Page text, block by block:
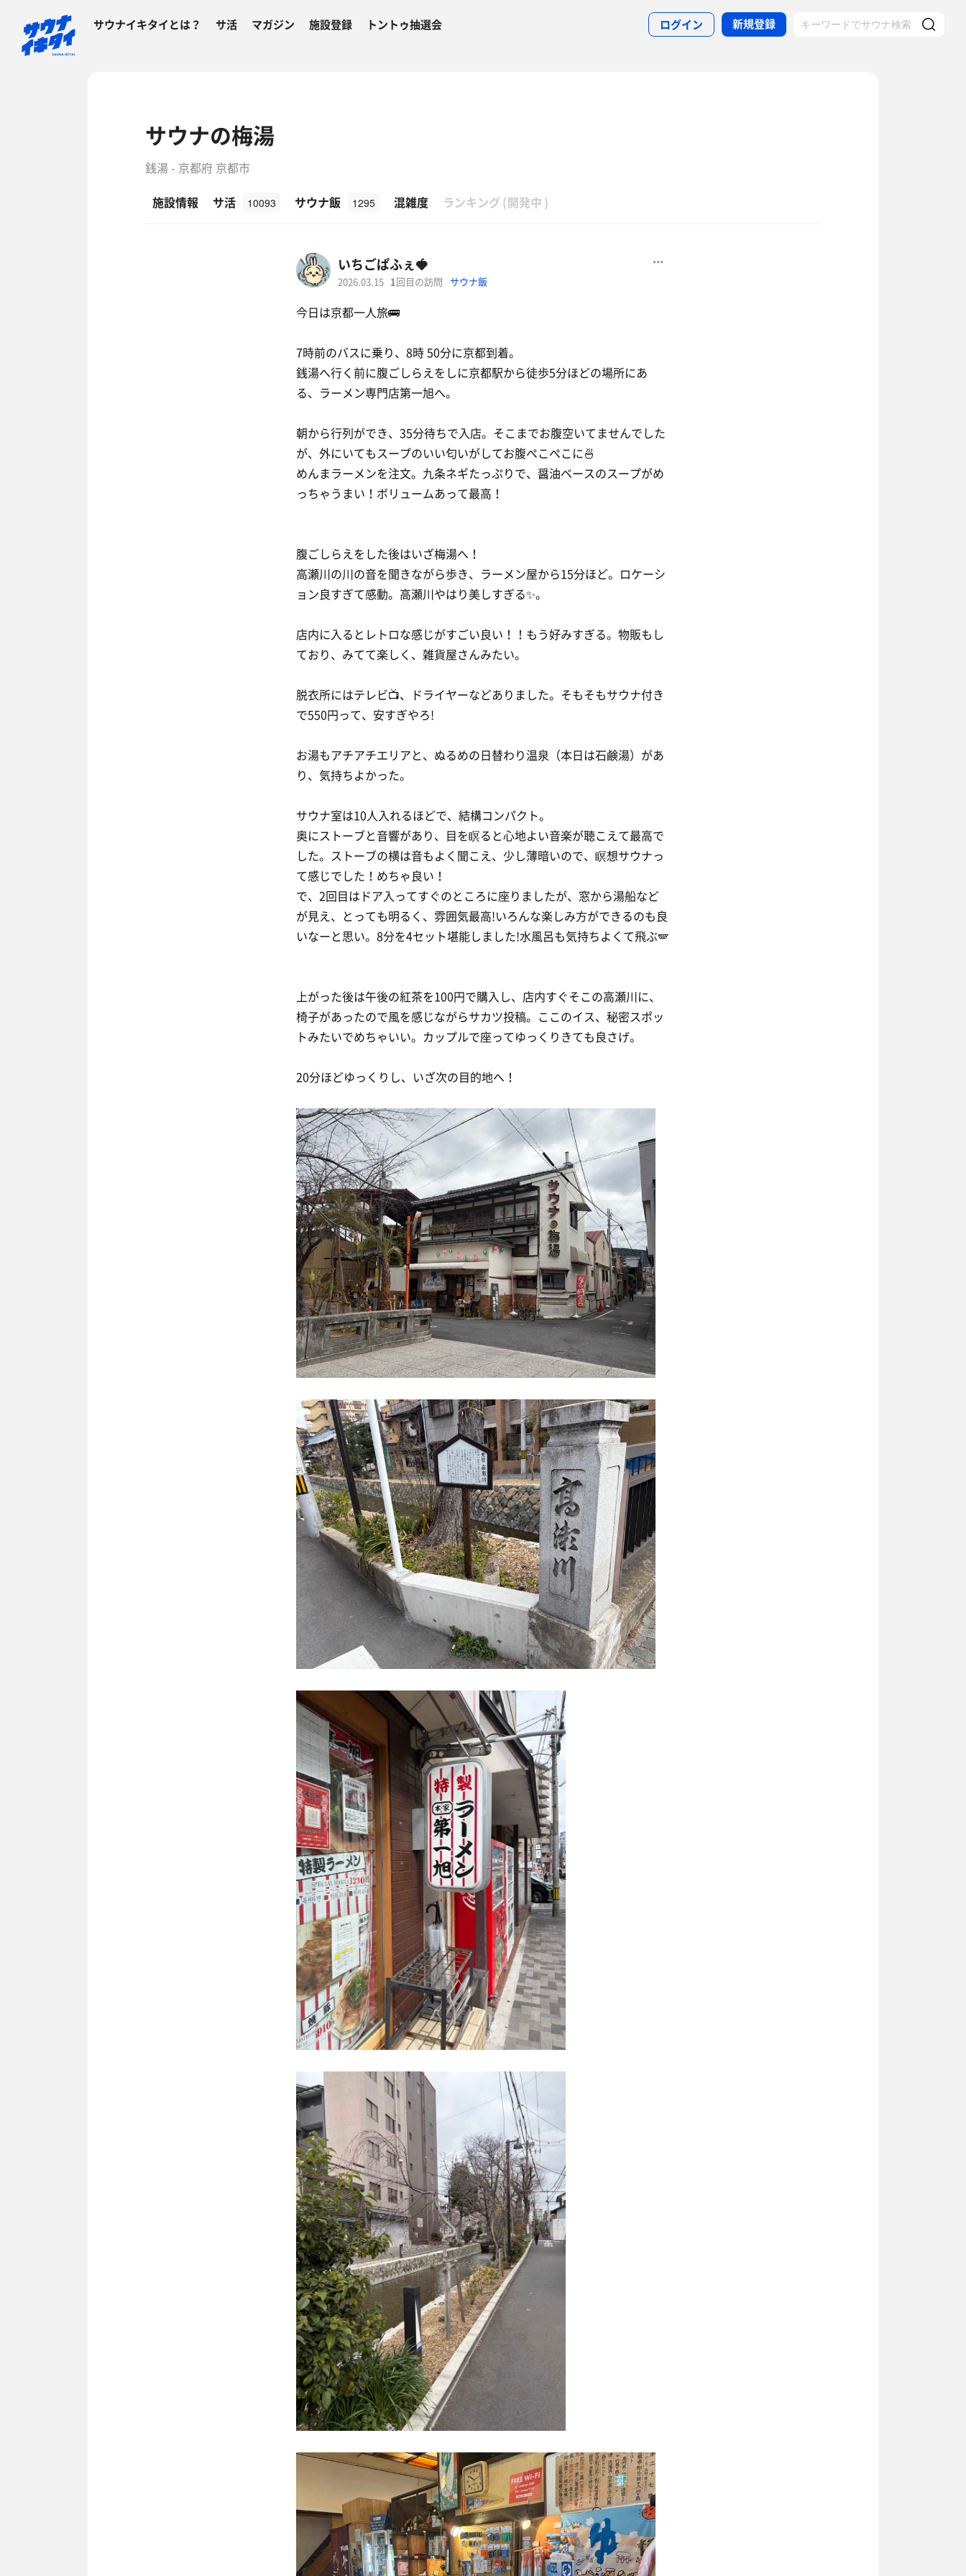
サウナイキタイとは？ サ活 マガジン 施設登録 トントゥ抽選会 ログイン 新規登録
サウナの梅湯
銭湯 - 京都府 京都市
施設情報
サ活 10093 サウナ飯 1295 混雑度 ランキング (開発中 )
いちごぱふぇ🍓
2026.03.15 1 回目の訪問 サウナ飯
今日は京都一人旅🚌
7時前のバスに乗り、8時 50分に京都到着。
銭湯へ行く前に腹ごしらえをしに京都駅から徒歩5分ほどの場所にあ
る、ラーメン専門店第一旭へ。
朝から行列ができ、35分待ちで入店。そこまでお腹空いてませんでした
が、外にいてもスープのいい匂いがしてお腹ぺこぺこに🍜
めんまラーメンを注文。九条ネギたっぷりで、醤油ベースのスープがめ
っちゃうまい！ボリュームあって最高！
腹ごしらえをした後はいざ梅湯へ！
高瀬川の川の音を聞きながら歩き、ラーメン屋から15分ほど。ロケーシ
ョン良すぎて感動。高瀬川やはり美しすぎる✨。
店内に入るとレトロな感じがすごい良い！！もう好みすぎる。物販もし
ており、みてて楽しく、雑貨屋さんみたい。
脱衣所にはテレビ📺、ドライヤーなどありました。そもそもサウナ付き
で550円って、安すぎやろ!
お湯もアチアチエリアと、ぬるめの日替わり温泉（本日は石鹸湯）があ
り、気持ちよかった。
サウナ室は10人入れるほどで、結構コンパクト。
奥にストーブと音響があり、目を瞑ると心地よい音楽が聴こえて最高で
した。ストーブの横は音もよく聞こえ、少し薄暗いので、瞑想サウナっ
て感じでした！めちゃ良い！
で、2回目はドア入ってすぐのところに座りましたが、窓から湯船など
が見え、とっても明るく、雰囲気最高!いろんな楽しみ方ができるのも良
いなーと思い。8分を4セット堪能しました!水風呂も気持ちよくて飛ぶ🪽
上がった後は午後の紅茶を100円で購入し、店内すぐそこの高瀬川に、
椅子があったので風を感じながらサカツ投稿。ここのイス、秘密スポッ
トみたいでめちゃいい。カップルで座ってゆっくりきても良さげ。
20分ほどゆっくりし、いざ次の目的地へ！